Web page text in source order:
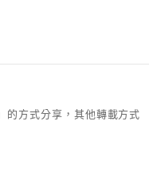
的方式分享，其他轉載方式